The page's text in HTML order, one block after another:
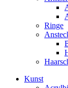
Ringe
Kunst